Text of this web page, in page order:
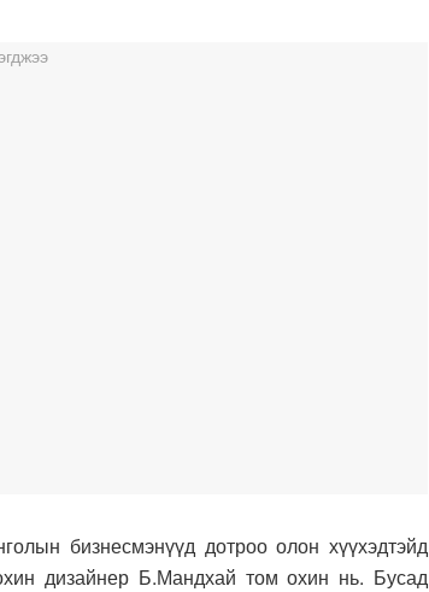
бизнесмэнүүд дотроо олон хүүхэдтэйд
дизайнер Б.Мандхай том охин нь. Бусад